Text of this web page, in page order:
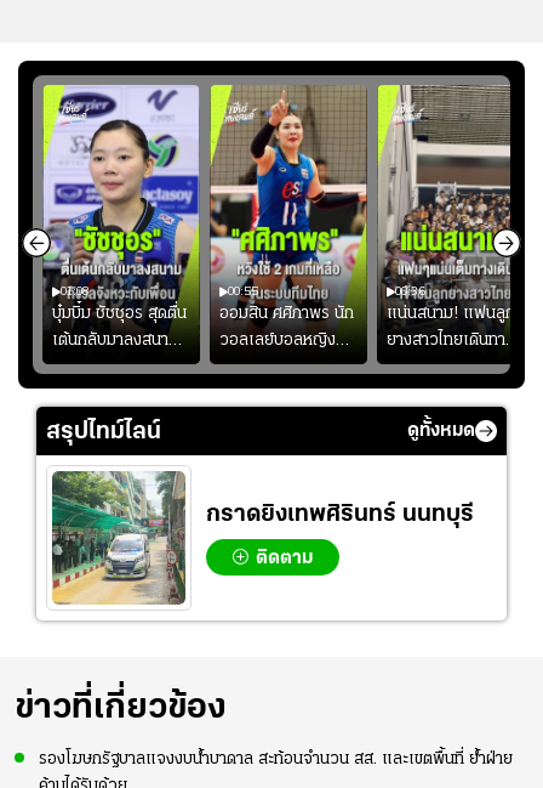
01:08
บุ๋มบิ๋ม ชัชชุอร สุดตื่น
เต้นกลับมาลงสนาม
ให้ทีมชาติ แอบกังวล
จังหวะไม่เข้ากับเพื่อน
00:55
ออมสิน ศศิภาพร นัก
วอลเลย์บอลหญิงทีม
ชาติไทย หวังใช้ 2
เกมที่เหลือ ปรับจู
00:36
แน่นสนาม! แฟนลูก
ยางสาวไทยเดินทาง
เข้ามาเชียร์สาวไทย
อย่างคึกคัก เพื่อให้
กำลังใจ ก่อนที่สาว
สรุปไทม์ไลน์ ดูทั้งหมด
กราดยิงเทพศิรินทร์ นนทบุรี
ติดตาม
ข่าวที่เกี่ยวข้อง
รองโฆษกรัฐบาลแจงงบน้ำบาดาล สะท้อนจำนวน สส. และเขตพื้นที่ ย้ำฝ่าย